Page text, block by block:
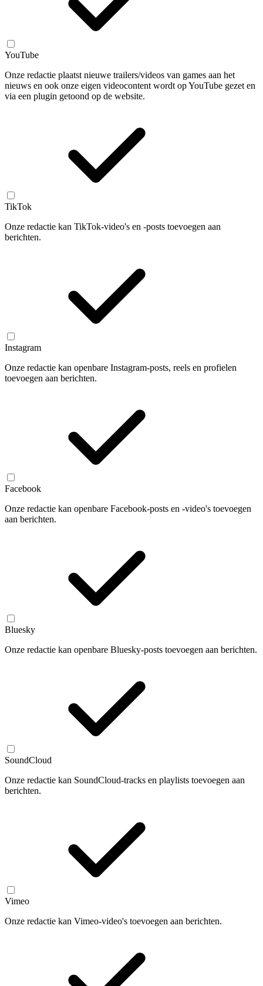
YouTube
Onze redactie plaatst nieuwe trailers/videos van games aan het
nieuws en ook onze eigen videocontent wordt op YouTube gezet en
via een plugin getoond op de website.
TikTok
Onze redactie kan TikTok-video's en -posts toevoegen aan
berichten.
Instagram
Onze redactie kan openbare Instagram-posts, reels en profielen
toevoegen aan berichten.
Facebook
Onze redactie kan openbare Facebook-posts en -video's toevoegen
aan berichten.
Bluesky
Onze redactie kan openbare Bluesky-posts toevoegen aan berichten.
SoundCloud
Onze redactie kan SoundCloud-tracks en playlists toevoegen aan
berichten.
Vimeo
Onze redactie kan Vimeo-video's toevoegen aan berichten.